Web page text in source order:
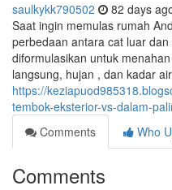
saulkykk790502 82 days
Saat ingin memulas rumah
perbedaan antara cat luar
diformulasikan untuk
langsung, hujan , dan kadar
https://
tembok-eksterior-vs-dalam-
Comments
Who
Comments